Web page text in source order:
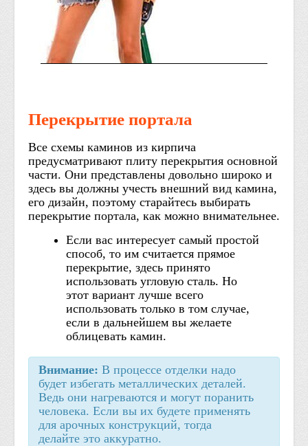
Перекрытие портала
Все схемы каминов из кирпича
предусматривают плиту перекрытия основной
части. Они представлены довольно широко и
здесь вы должны учесть внешний вид камина,
его дизайн, поэтому старайтесь выбирать
перекрытие портала, как можно внимательнее.
Если вас интересует самый простой
способ, то им считается прямое
перекрытие, здесь принято
использовать угловую сталь. Но
этот вариант лучше всего
использовать только в том случае,
если в дальнейшем вы желаете
облицевать камин.
Внимание: В процессе отделки надо
будет избегать металлических деталей.
Ведь они нагреваются и могут поранить
человека. Если вы их будете применять
для арочных конструкций, тогда
делайте это аккуратно.